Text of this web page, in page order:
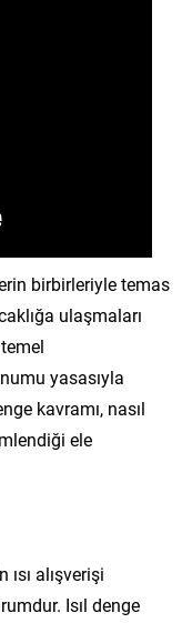
birbirleriyle temas
ulaşmaları
yasasıyla
kavramı, nasıl
ele
alışverişi
Isıl denge